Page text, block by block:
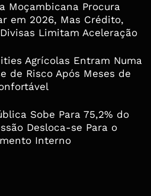
Moçambicana Procura
em 2026, Mas Crédito,
Limitam Aceleração
Agrícolas Entram Numa
de Risco Após Meses de
Sobe Para 75,2% do
Desloca-se Para o
Interno